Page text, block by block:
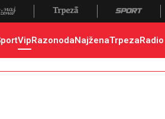
VipRazonodaNajženaTrpezaRadio